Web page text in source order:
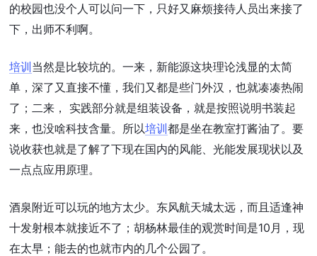
的校园也没个人可以问一下，只好又麻烦接待人员出来接了
下，出师不利啊。
培训当然是比较坑的。一来，新能源这块理论浅显的太简
单，深了又直接不懂，我们又都是些门外汉，也就凑凑热闹
了；二来， 实践部分就是组装设备，就是按照说明书装起
来，也没啥科技含量。所以培训都是坐在教室打酱油了。要
说收获也就是了解了下现在国内的风能、光能发展现状以及
一点点应用原理。
酒泉附近可以玩的地方太少。东风航天城太远，而且适逢神
十发射根本就接近不了；胡杨林最佳的观赏时间是10月，现
在太早；能去的也就市内的几个公园了。